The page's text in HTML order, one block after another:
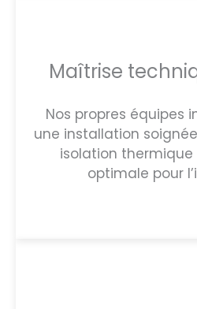
Maîtrise
Nos propres équipes
une installation
isolation
optimale pour